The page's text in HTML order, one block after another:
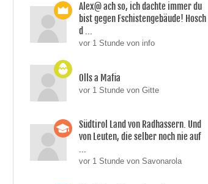
Alex@ ach so, ich dachte immer du
bist gegen Fschistengebäude! Hosch
d ...
vor 1 Stunde von info
Olls a Mafia
vor 1 Stunde von Gitte
Südtirol Land von Radhassern. Und
von Leuten, die selber noch nie auf
...
vor 1 Stunde von Savonarola